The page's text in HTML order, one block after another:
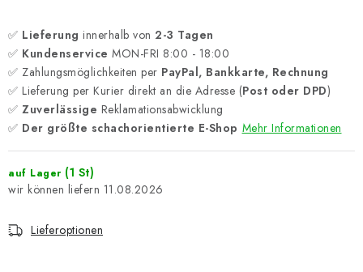
✅ Lieferung innerhalb von 2-3 Tagen
✅ Kundenservice MON-FRI 8:00 - 18:00
✅ Zahlungsmöglichkeiten per PayPal, Bankkarte, Rechnung
✅ Lieferung per Kurier direkt an die Adresse (Post oder DPD)
✅ Zuverlässige Reklamationsabwicklung
✅ Der größte schachorientierte E-Shop Mehr Informationen
auf Lager (1 St)
11.08.2026
Lieferoptionen